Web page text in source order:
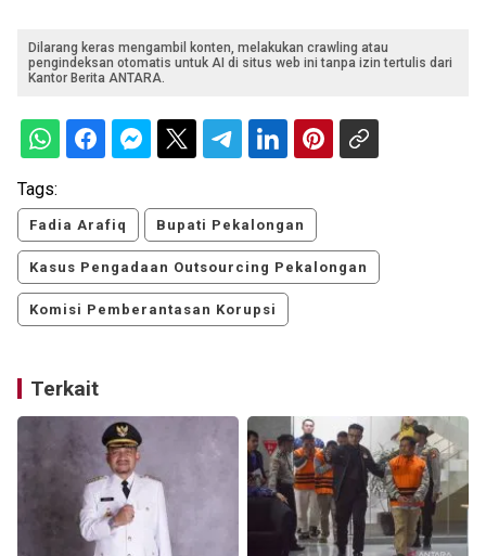
Dilarang keras mengambil konten, melakukan crawling atau
pengindeksan otomatis untuk AI di situs web ini tanpa izin tertulis dari
Kantor Berita ANTARA.
Tags:
Fadia Arafiq Bupati Pekalongan
Kasus Pengadaan Outsourcing Pekalongan
Komisi Pemberantasan Korupsi
Terkait